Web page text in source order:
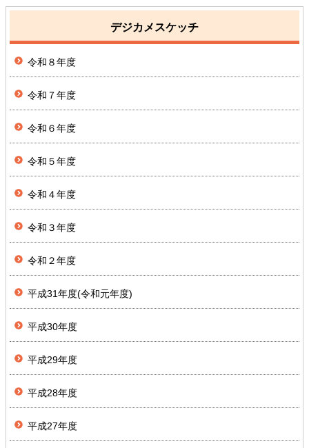
デジカメスケッチ
令和８年度
令和７年度
令和６年度
令和５年度
令和４年度
令和３年度
令和２年度
平成31年度(令和元年度)
平成30年度
平成29年度
平成28年度
平成27年度